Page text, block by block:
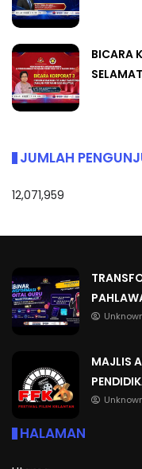
BICARA
JUMLAH
12,071,959
MAJLIS
HALAMAN